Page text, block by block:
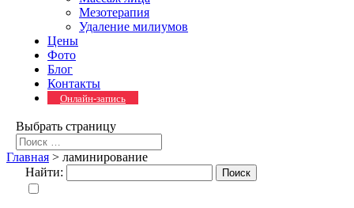
Мезотерапия
Удаление милиумов
Цены
Фото
Блог
Контакты
Онлайн-запись
Выбрать страницу
Главная > ламинирование
Найти: